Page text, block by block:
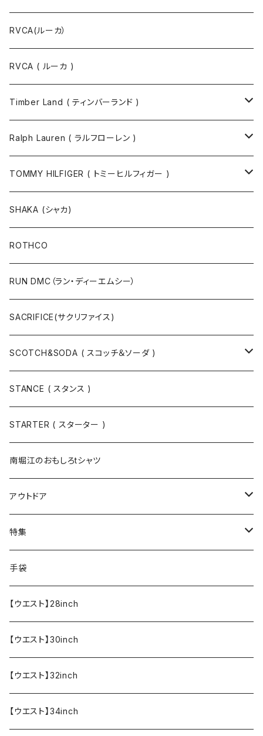
RVCA(ルーカ）
RVCA ( ルーカ )
Timber Land ( ティンバーランド )
ソックス
半袖Tシャツ
長袖Tシャツ
キャップ
ニットキャップ / ビーニー
ベルト / サスペンダー
Ralph Lauren ( ラルフローレン )
シャツ
帽子
ニットキャップ / ビーニー
キャップ
マフラー / ストール
シューズ
ニット
スウェット
Tシャツ / カットソー
半袖
長袖
手袋
ソックス
Tシャツ・カットソー
TOMMY HILFIGER ( トミーヒルフィガー )
ジャケット
SHAKA (シャカ)
ROTHCO
RUN DMC（ラン・ディーエムシー）
SACRIFICE(サクリファイス)
SCOTCH&SODA ( スコッチ＆ソーダ )
トップス
ボトムス
アウター
STANCE ( スタンス )
STARTER ( スターター )
南堀江のおもしろtシャツ
アウトドア
寝具・寝袋・ブランケット
食器・調理器具
エプロン
特集
メール便送料無料★オリジナルT
半袖Tシャツ
OUTLET!!!!!
手袋
【ウエスト】28inch
【ウエスト】30inch
【ウエスト】32inch
【ウエスト】34inch